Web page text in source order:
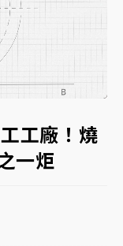
增45%居冠
二軍 日媒感嘆
侯友宜揭這類災
米 水塔、雨棚
工廠！燒
一炬